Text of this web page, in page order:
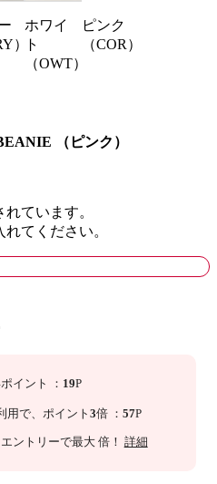
）
ホワイ
ト
（OWT）
ピンク
（COR）
（ピンク）
ています。
てください。
イント ： 19P
用で、 ポイント 3倍 ： 57P
エントリーで最大 倍！ 詳細